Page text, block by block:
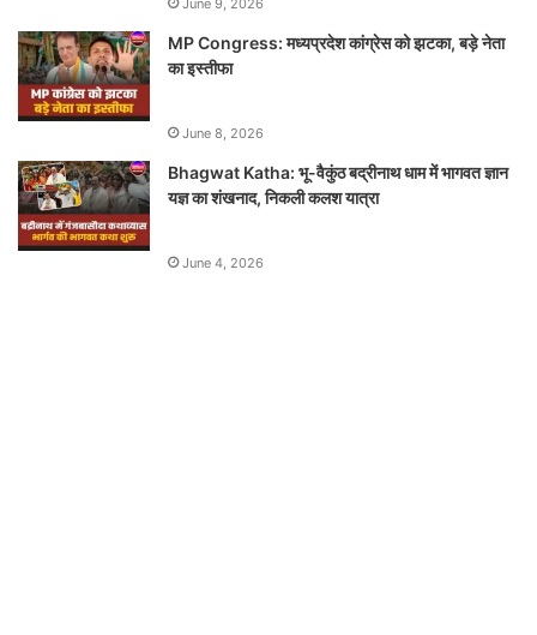
MP Congress: मध्यप्रदेश कांग्रेस को झटका, बड़े नेता
का इस्तीफा
June 8, 2026
Bhagwat Katha: भू-वैकुंठ बद्रीनाथ धाम में भागवत ज्ञान
यज्ञ का शंखनाद, निकली कलश यात्रा
June 4, 2026